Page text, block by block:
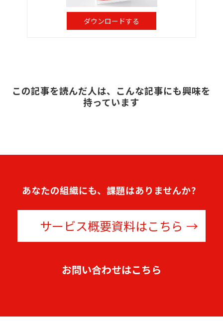
ダウンロードする
この記事を読んだ人は、こんな記事にも興味を
持っています
あなたの組織にも、課題はありませんか？
サービス概要資料はこちら
お問い合わせはこちら